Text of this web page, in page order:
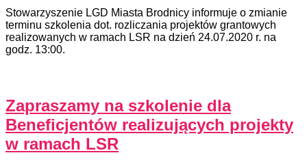
Stowarzyszenie LGD Miasta Brodnicy informuje o zmianie
terminu szkolenia dot. rozliczania projektów grantowych
realizowanych w ramach LSR na dzień 24.07.2020 r. na
godz. 13:00.
Zapraszamy na szkolenie dla
Beneficjentów realizujących projekty
w ramach LSR